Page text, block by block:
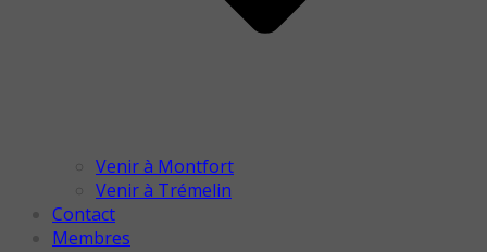
Venir à Montfort
Venir à Trémelin
Contact
Membres